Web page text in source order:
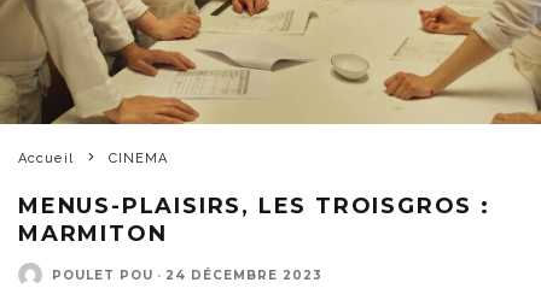
Accueil CINEMA
MENUS-PLAISIRS, LES TROISGROS :
MARMITON
POULET POU · 24 DÉCEMBRE 2023